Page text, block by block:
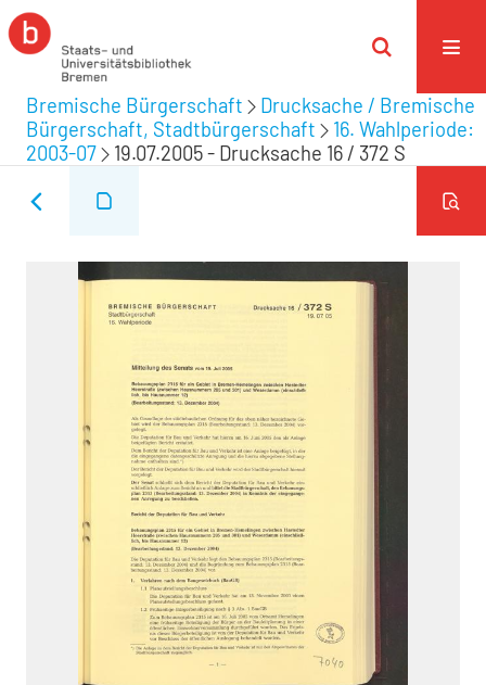
Bremische Bürgerschaft
Drucksache / Bremische
Bürgerschaft, Stadtbürgerschaft
16. Wahlperiode:
2003-07
19.07.2005 - Drucksache 16 / 372 S